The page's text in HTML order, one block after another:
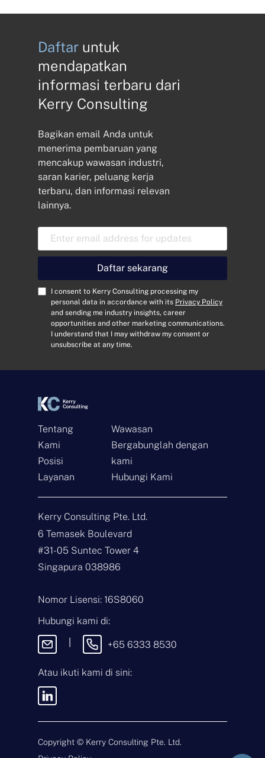
Hubungi
a
m
*
m
e
i
P
t
a
n
P
s
kami.
Daftar untuk
mendapatkan
informasi terbaru dari
Kerry Consulting
Bagikan email Anda untuk
menerima pembaruan yang
mencakup wawasan industri,
saran karier, peluang kerja
terbaru, dan informasi relevan
lainnya.
A
a
a
t
C
*
I consent to Kerry Consulting processing my
personal data in accordance with its Privacy Policy
and sending me industry insights, career
opportunities and other marketing communications.
I understand that I may withdraw my consent or
unsubscribe at any time.
Daftar sekarang
Tentang
Kami
Posisi
Layanan
Wawasan
Bergabunglah dengan
kami
Hubungi Kami
Kerry Consulting Pte. Ltd.
6 Temasek Boulevard
#31-05 Suntec Tower 4
Singapura 038986
Nomor Lisensi: 16S8060
Hubungi kami di:
+65 6333 8530
Atau ikuti kami di sini:
Copyright © Kerry Consulting Pte. Ltd.